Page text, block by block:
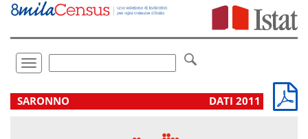
Vai
direttamente
Toggle
navigation
.
SARONNO DATI 2011